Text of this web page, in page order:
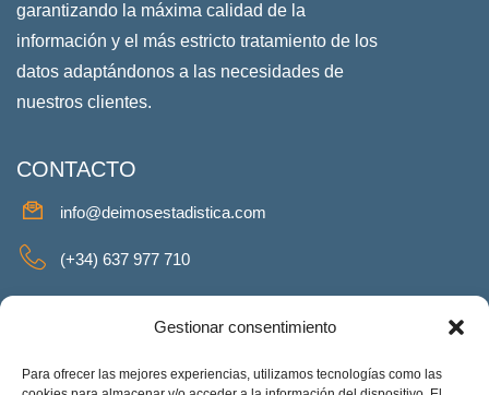
Gestionar consentimiento
Para ofrecer las mejores experiencias, utilizamos tecnologías como las
garantizando la máxima calidad de la
información y el más estricto tratamiento de los
datos adaptándonos a las necesidades de
nuestros clientes.
CONTACTO
info@deimosestadistica.com
(+34) 637 977 710